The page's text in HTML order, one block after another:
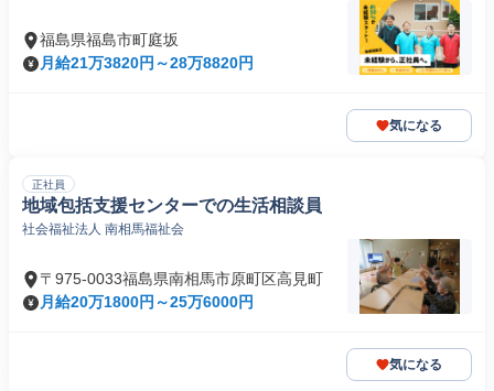
福島県福島市町庭坂
月給21万3820円～28万8820円
気になる
正社員
地域包括支援センターでの生活相談員
社会福祉法人 南相馬福祉会
〒975-0033福島県南相馬市原町区高見町
月給20万1800円～25万6000円
気になる